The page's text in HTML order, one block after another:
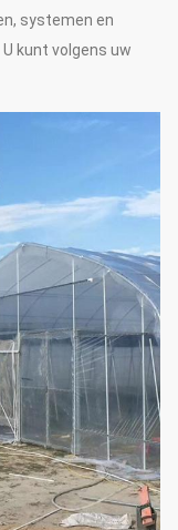
of
60X80mm
enz.
3.0mm,
systemen en
kunt volgens uw